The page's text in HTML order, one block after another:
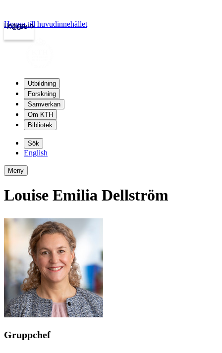
kth.se
Logga in
Hoppa till huvudinnehållet
Utbildning
Forskning
Samverkan
Om KTH
Bibliotek
Sök
English
Meny
Louise Emilia Dellström
Gruppchef